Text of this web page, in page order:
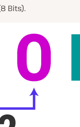
Bits).